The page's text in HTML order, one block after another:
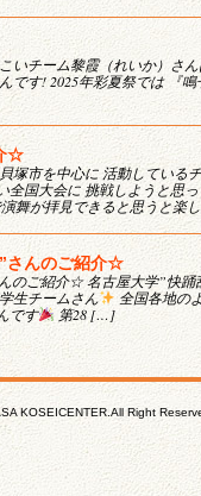
チーム黎霞（れいか）さ
です! 2025年彩夏祭では 『
☆
塚市を中心に 活動している
全国大会に 挑戦しようと思
舞が拝見できると思うと楽
さんのご紹介☆
のご紹介☆ 名古屋大学”快踊
生チームさん
全国各地の
です
第28 […]
KOSEICENTER.All Right